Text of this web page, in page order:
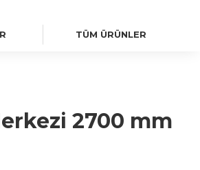
TÜM ÜRÜNLER
2700 mm